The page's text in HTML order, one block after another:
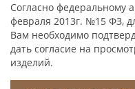
Согласно федеральному
февраля 2013г. №15 ФЗ,
Вам необходимо
дать согласие на
изделий.